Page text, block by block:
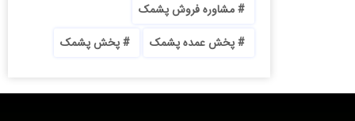
مشاوره فروش پشمک
پخش عمده پشمک
پخش پشمک